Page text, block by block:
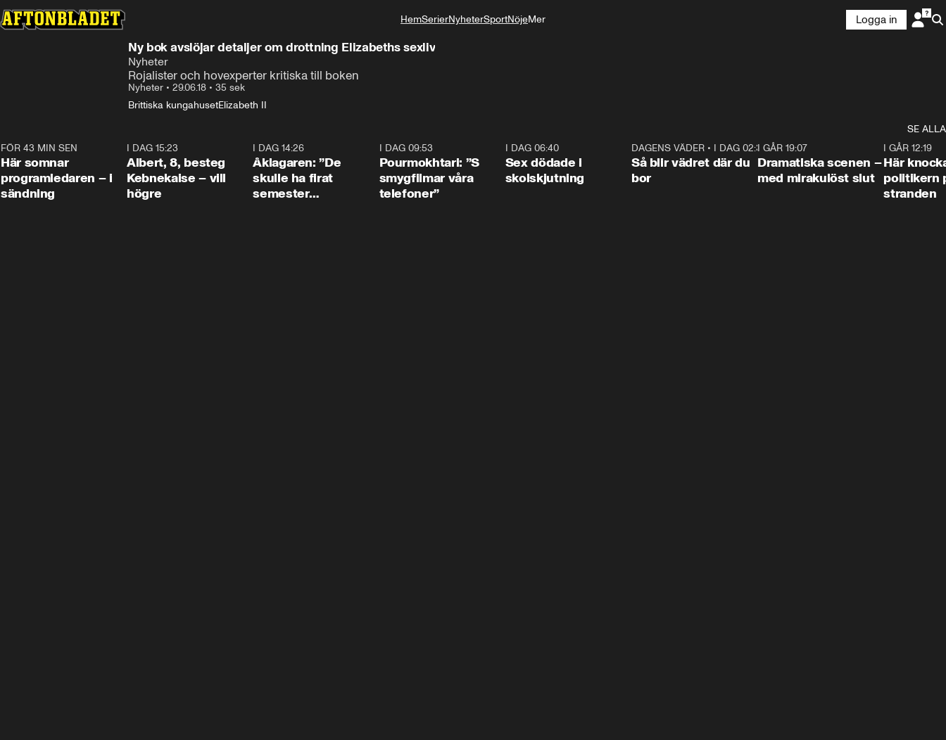
HemSerierNyheterSportNöjeMer
Logga in
Ny bok avslöjar detaljer om drottning Elizabeths sexliv
Nyheter
Rojalister och hovexperter kritiska till boken
Nyheter • 29.06.18 • 35 sek
Brittiska kungahusetElizabeth II
SE ALLA
FÖR 43 MIN SEN
Här somnar
programledaren – i
sändning
I DAG 15:23
Albert, 8, besteg
Kebnekaise – vill
högre
I DAG 14:26
Åklagaren: ”De
skulle ha firat
semester
I DAG 09:53
Pourmokhtari: ”S
smygfilmar våra
telefoner”
I DAG 06:40
Sex dödade i
skolskjutning
1:06
DAGENS VÄDER• I DAG 02:30
Så blir vädret där du
bor
I GÅR 19:07
Dramatiska scenen –
med mirakulöst slut
I GÅR 12:19
Här
politikern
stranden